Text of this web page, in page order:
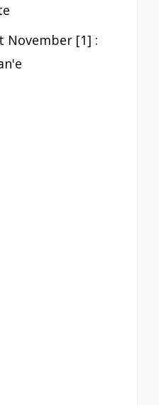
November [1] :